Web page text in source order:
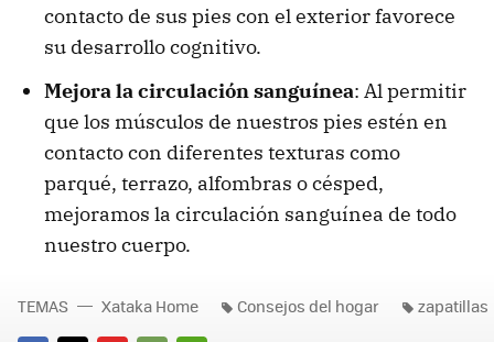
contacto de sus pies con el exterior favorece
su desarrollo cognitivo.
Mejora la circulación sanguínea: Al permitir
que los músculos de nuestros pies estén en
contacto con diferentes texturas como
parqué, terrazo, alfombras o césped,
mejoramos la circulación sanguínea de todo
nuestro cuerpo.
TEMAS Xataka Home Consejos del hogar zapatillas